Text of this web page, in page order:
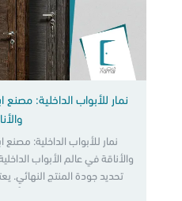
نمار للأبواب الداخلية:
نمار للأبواب الداخلية:
والأناقة في عالم الأبواب
تحديد جودة المنتج النهائي.